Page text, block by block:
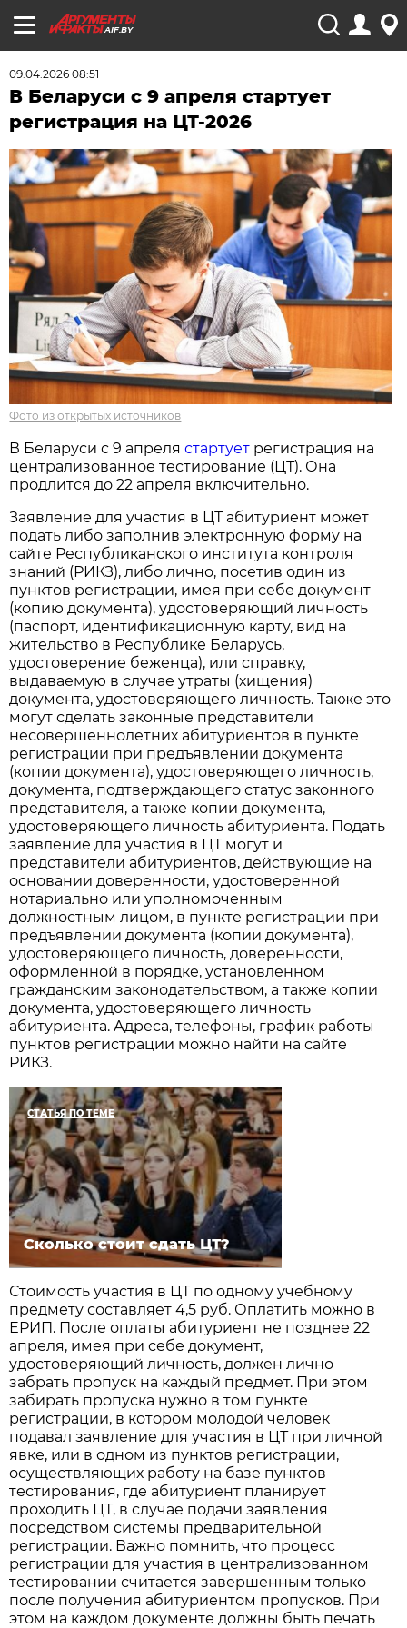
AIF.BY
09.04.2026 08:51
В Беларуси с 9 апреля стартует
регистрация на ЦТ-2026
Фото из открытых источников
В Беларуси с 9 апрелястартует регистрация на
централизованное тестирование (ЦТ). Она
продлится до 22 апреля включительно.
Заявление для участия в ЦТ абитуриент может
подать либо заполнив электронную форму на
сайте Республиканского института контроля
знаний (РИКЗ), либо лично, посетив один из
пунктов регистрации, имея при себе документ
(копию документа), удостоверяющий личность
(паспорт, идентификационную карту, вид на
жительство в Республике Беларусь,
удостоверение беженца), или справку,
выдаваемую в случае утраты (хищения)
документа, удостоверяющего личность. Также это
могут сделать законные представители
несовершеннолетних абитуриентов в пункте
регистрации при предъявлении документа
(копии документа), удостоверяющего личность,
документа, подтверждающего статус законного
представителя, а также копии документа,
удостоверяющего личность абитуриента. Подать
заявление для участия в ЦТ могут и
представители абитуриентов, действующие на
основании доверенности, удостоверенной
нотариально или уполномоченным
должностным лицом, в пункте регистрации при
предъявлении документа (копии документа),
удостоверяющего личность, доверенности,
оформленной в порядке, установленном
гражданским законодательством, а также копии
документа, удостоверяющего личность
абитуриента. Адреса, телефоны, график работы
пунктов регистрации можно найти на сайте
РИКЗ.
СТАТЬЯ ПО ТЕМЕ
Сколько стоит сдать ЦТ?
Стоимость участия в ЦТ по одному учебному
предмету составляет 4,5 руб. Оплатить можно в
ЕРИП. После оплаты абитуриент не позднее 22
апреля, имея при себе документ,
удостоверяющий личность, должен лично
забрать пропуск на каждый предмет. При этом
забирать пропуска нужно в том пункте
регистрации, в котором молодой человек
подавал заявление для участия в ЦТ при личной
явке, или в одном из пунктов регистрации,
осуществляющих работу на базе пунктов
тестирования, где абитуриент планирует
проходить ЦТ, в случае подачи заявления
посредством системы предварительной
регистрации. Важно помнить, что процесс
регистрации для участия в централизованном
тестировании считается завершенным только
после получения абитуриентом пропусков. При
этом на каждом документе должны быть печать